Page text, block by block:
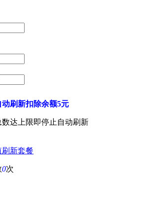
动刷新扣除余额5元
达上限即停止自动刷新
刷新套餐
0次